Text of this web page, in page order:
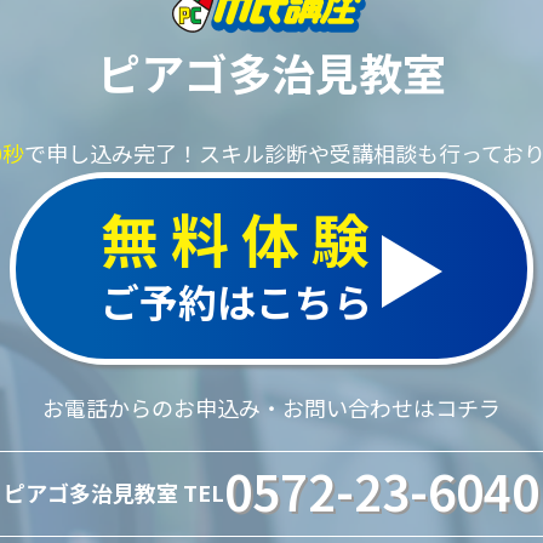
ピアゴ多治見教室
で申し込み完了！ スキル診断や受講相談も行ってお
無料体験
ご予約はこちら
お電話からのお申込み・お問い合わせはコチラ
ピアゴ多治見教室 TEL0572-23-6040